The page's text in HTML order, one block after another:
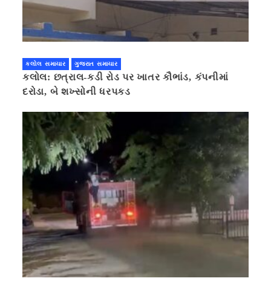
કલોલ સમાચાર ગુજરાત સમાચાર
કલોલ: છત્રાલ-કડી રોડ પર ખાતર કૌભાંડ, કંપનીમાં
દરોડા, બે શખ્સોની ધરપકડ